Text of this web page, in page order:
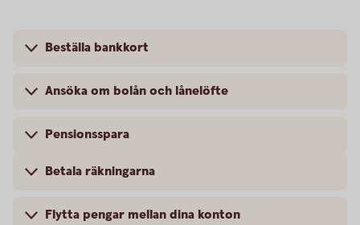
Beställa bankkort
Ansöka om bolån och lånelöfte
Pensionsspara
Betala räkningarna
Flytta pengar mellan dina konton